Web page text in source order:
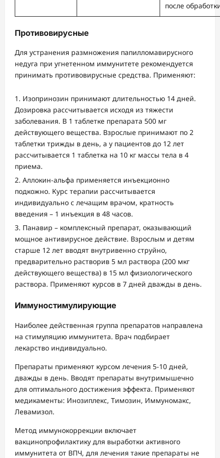
после
Противовирусные
Для устранения размножения папилломавирусного
недуга при угнетенном иммунитете рекомендуется
принимать противовирусные средства. Применяют:
Изопринозин принимают длительностью 14 дней.
Дозировка рассчитывается исходя из тяжести
заболевания. В 1 таблетке препарата 500 мг
действующего вещества. Взрослые принимают по 2
таблетки трижды в день, а у пациентов до 12 лет
рассчитывается 1 таблетка на 10 кг массы тела в 4
приема.
Аллокин-альфа применяется инъекционно
подкожно. Курс терапии рассчитывается
индивидуально с лечащим врачом, кратность
введения – 1 инъекция в 48 часов.
Панавир – комплексный препарат, оказывающий
мощное антивирусное действие. Взрослым и детям
старше 12 лет вводят внутривенно струйно,
предварительно растворив 5 мл раствора (200 мкг
действующего вещества) в 15 мл физиологического
раствора. Применяют курсов в 7 дней дважды в день.
Иммуностимулирующие
Наиболее действенная группа препаратов направлена
на стимуляцию иммунитета. Врач подбирает
лекарство индивидуально.
Препараты применяют курсом лечения 5-10 дней,
дважды в день. Вводят препараты внутримышечно
для оптимального достижения эффекта. Применяют
медикаменты: Инозиплекс, Тимозин, Иммуномакс,
Левамизол.
Метод иммунокоррекции включает
вакцинопрофилактику для выработки активного
иммунитета от ВПЧ, для лечения такие препараты не